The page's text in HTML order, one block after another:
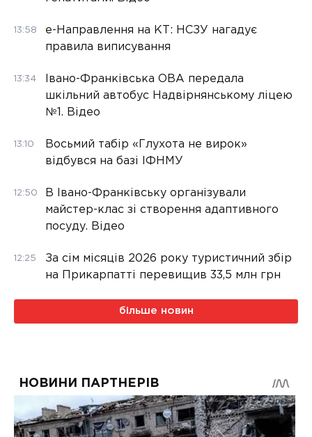
13:58
е-Направлення на КТ: НСЗУ нагадує
правила виписування
13:34
Івано-Франківська ОВА передала
шкільний автобус Надвірнянському ліцею
№1. Відео
13:10
Восьмий табір «Глухота не вирок»
відбувся на базі ІФНМУ
12:50
В Івано-Франківську організували
майстер-клас зі створення адаптивного
посуду. Відео
12:25
За сім місяців 2026 року туристичний збір
на Прикарпатті перевищив 33,5 млн грн
більше новин